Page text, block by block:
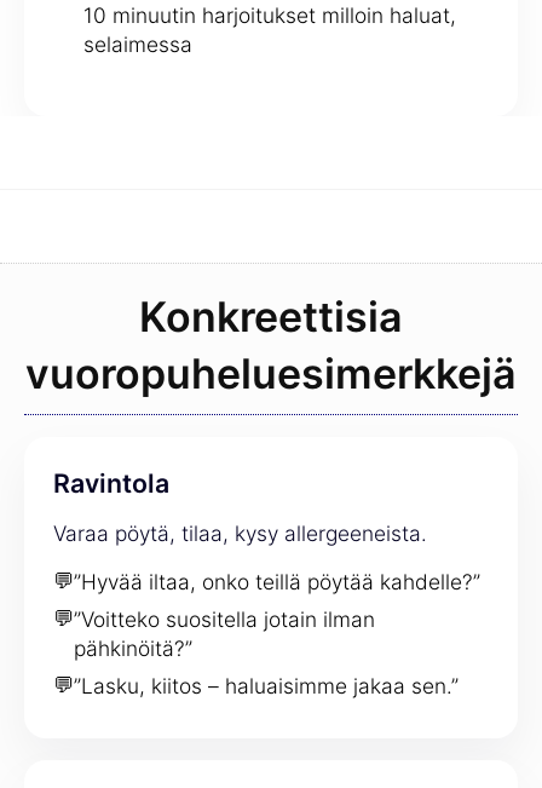
10 minuutin harjoitukset milloin haluat,
selaimessa
Konkreettisia
vuoropuheluesimerkkejä
Ravintola
Varaa pöytä, tilaa, kysy allergeeneista.
💬”Hyvää iltaa, onko teillä pöytää kahdelle?”
💬”Voitteko suositella jotain ilman
pähkinöitä?”
💬”Lasku, kiitos – haluaisimme jakaa sen.”